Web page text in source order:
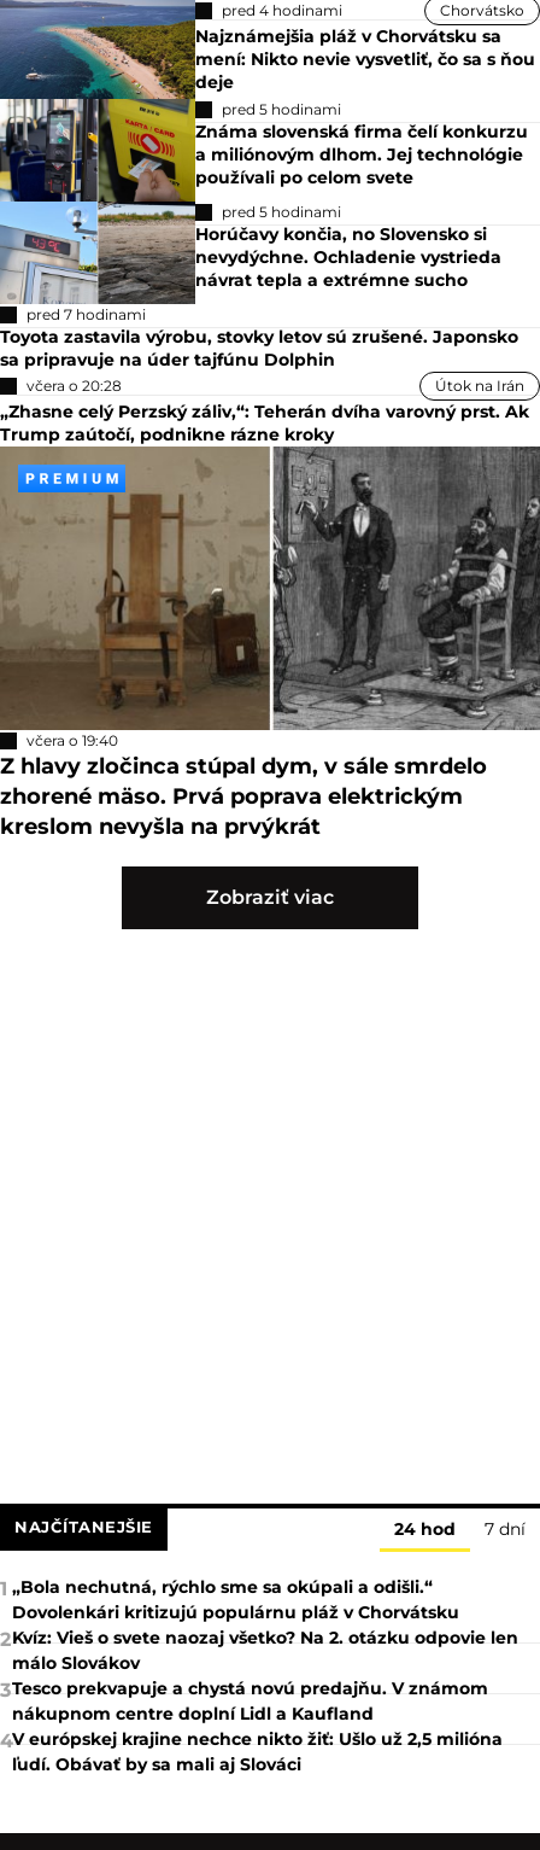
pred 4 hodinami Chorvátsko
Najznámejšia pláž v Chorvátsku sa
mení: Nikto nevie vysvetliť, čo sa s ňou
deje
pred 5 hodinami
Známa slovenská firma čelí konkurzu
a miliónovým dlhom. Jej technológie
používali po celom svete
pred 5 hodinami
Horúčavy končia, no Slovensko si
nevydýchne. Ochladenie vystrieda
návrat tepla a extrémne sucho
pred 7 hodinami
Toyota zastavila výrobu, stovky letov sú zrušené. Japonsko
sa pripravuje na úder tajfúnu Dolphin
včera o 20:28 Útok na Irán
„Zhasne celý Perzský záliv,“: Teherán dvíha varovný prst. Ak
Trump zaútočí, podnikne rázne kroky
včera o 19:40
Z hlavy zločinca stúpal dym, v sále smrdelo
zhorené mäso. Prvá poprava elektrickým
kreslom nevyšla na prvýkrát
Zobraziť viac
NAJČÍTANEJŠIE 24 hod 7 dní
1 „Bola nechutná, rýchlo sme sa okúpali a odišli.“
Dovolenkári kritizujú populárnu pláž v Chorvátsku
2Kvíz: Vieš o svete naozaj všetko? Na 2. otázku odpovie len
málo Slovákov
3Tesco prekvapuje a chystá novú predajňu. V známom
nákupnom centre doplní Lidl a Kaufland
4V európskej krajine nechce nikto žiť: Ušlo už 2,5 milióna
ľudí. Obávať by sa mali aj Slováci